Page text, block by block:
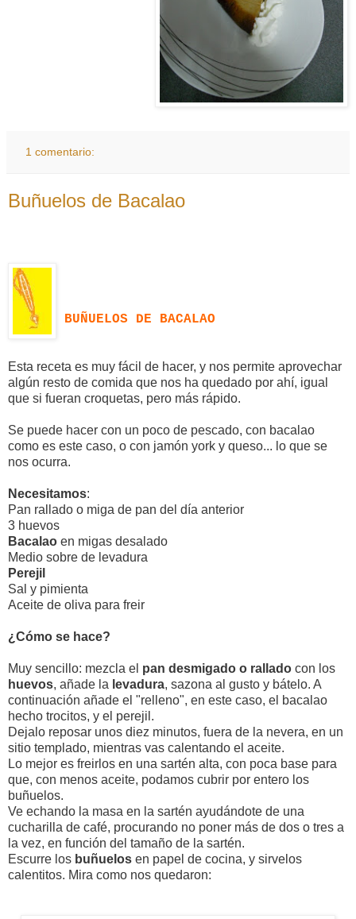
1 comentario:
Buñuelos de Bacalao
BUÑUELOS DE BACALAO
Esta receta es muy fácil de hacer, y nos permite aprovechar
algún resto de comida que nos ha quedado por ahí, igual
que si fueran croquetas, pero más rápido.
Se puede hacer con un poco de pescado, con bacalao
como es este caso, o con jamón york y queso... lo que se
nos ocurra.
Necesitamos:
Pan rallado o miga de pan del día anterior
3 huevos
Bacalao en migas desalado
Medio sobre de levadura
Perejil
Sal y pimienta
Aceite de oliva para freir
¿Cómo se hace?
Muy sencillo: mezcla el pan desmigado o rallado con los
huevos, añade la levadura, sazona al gusto y bátelo. A
continuación añade el "relleno", en este caso, el bacalao
hecho trocitos, y el perejil.
Dejalo reposar unos diez minutos, fuera de la nevera, en un
sitio templado, mientras vas calentando el aceite.
Lo mejor es freirlos en una sartén alta, con poca base para
que, con menos aceite, podamos cubrir por entero los
buñuelos.
Ve echando la masa en la sartén ayudándote de una
cucharilla de café, procurando no poner más de dos o tres a
la vez, en función del tamaño de la sartén.
Escurre los buñuelos en papel de cocina, y sirvelos
calentitos. Mira como nos quedaron: